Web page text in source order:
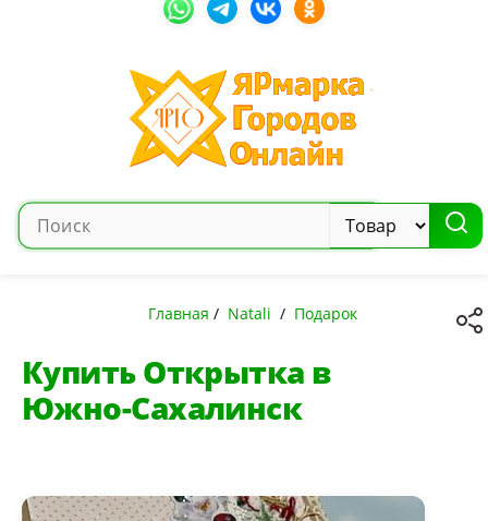
Главная / Natali / Подарок
Купить Открытка в
Южно-Сахалинск